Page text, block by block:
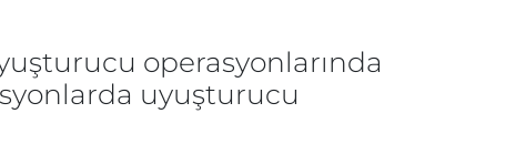
operasyonlarında
uyuşturucu